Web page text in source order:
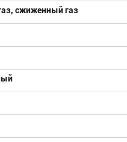
сжиженный газ